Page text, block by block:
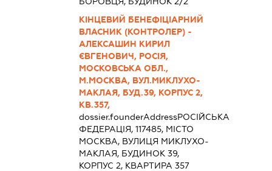
КІНЦЕВИЙ БЕНЕФІЦІАРНИЙ
ВЛАСНИК (КОНТРОЛЕР) -
АЛЕКСАШИН КИРИЛ
ЄВГЕНОВИЧ, РОСІЯ,
МОСКОВСЬКА ОБЛ.,
М.МОСКВА, ВУЛ.МИКЛУХО-
МАКЛАЯ, БУД.39, КОРПУС 2,
КВ.357,
dossier.founderAddressРОСІЙСЬКА
ФЕДЕРАЦІЯ, 117485, МІСТО
МОСКВА, ВУЛИЦЯ МИКЛУХО-
МАКЛАЯ, БУДИНОК 39,
КОРПУС 2, КВАРТИРА 357